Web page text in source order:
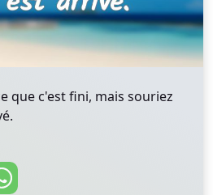
que c'est fini, mais souriez